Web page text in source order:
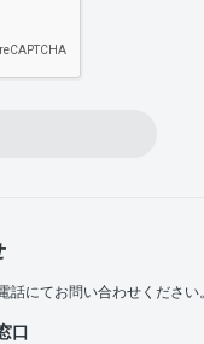
話にてお問い合わせください。
口